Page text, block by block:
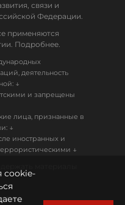
связи и
Федерации.
применяются
Подробнее.
деятельность
↓
и запрещены
лица, признанные в
↓
иностранных и
↓
cookie-